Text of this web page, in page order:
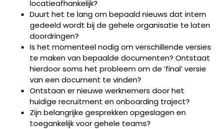
locatieafhankelijk?
Duurt het te lang om bepaald nieuws dat intern
gedeeld wordt bij de gehele organisatie te laten
doordringen?
Is het momenteel nodig om verschillende versies
te maken van bepaalde documenten? Ontstaat
hierdoor soms het probleem om de ‘final’ versie
van een document te vinden?
Ontstaan er nieuwe werknemers door het
huidige recruitment en onboarding traject?
Zijn belangrijke gesprekken opgeslagen en
toegankelijk voor gehele teams?